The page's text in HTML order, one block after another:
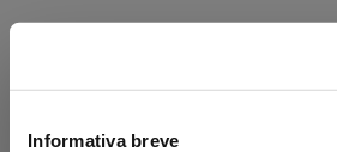
Informativa breve